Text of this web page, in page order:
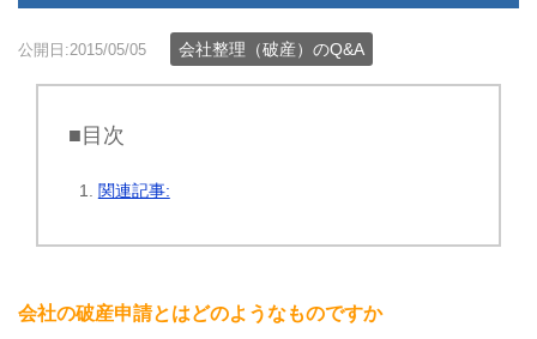
公開日:2015/05/05 会社整理（破産）のQ&A
■目次
関連記事:
会社の破産申請とはどのようなものですか